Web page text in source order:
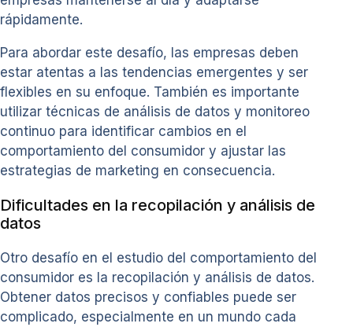
rápidamente.
Para abordar este desafío, las empresas deben
estar atentas a las tendencias emergentes y ser
flexibles en su enfoque. También es importante
utilizar técnicas de análisis de datos y monitoreo
continuo para identificar cambios en el
comportamiento del consumidor y ajustar las
estrategias de marketing en consecuencia.
Dificultades en la recopilación y análisis de
datos
Otro desafío en el estudio del comportamiento del
consumidor es la recopilación y análisis de datos.
Obtener datos precisos y confiables puede ser
complicado, especialmente en un mundo cada